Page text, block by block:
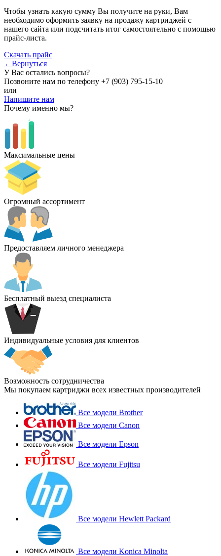
Чтобы узнать какую сумму Вы получите на руки, Вам
необходимо оформить заявку на продажу картриджей с
нашего сайта или подсчитать итог самостоятельно с помощью
прайс-листа.
Скачать прайс
←Вернуться
У Вас остались вопросы?
Позвоните нам по телефону +7 (903) 795-15-10
или
Напишите нам
Почему именно мы?
Максимальные цены
Огромный ассортимент
Предоставляем личного менеджера
Бесплатный выезд специалиста
Индивидуальные условия для клиентов
Возможность сотрудничества
Мы покупаем картриджи всех известных производителей
Все модели Brother
Все модели Canon
Все модели Epson
Все модели Fujitsu
Все модели Hewlett Packard
Все модели Konica Minolta